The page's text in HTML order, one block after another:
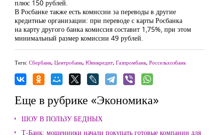
плюс 150 рублей.
В Росбанке также есть комиссии за переводы в другие
кредитные организации: при переводе с карты Росбанка
на карту другого банка комиссия составит 1,75%, при этом
минимальный размер комиссии 49 рублей.
Теги: Сбербанк, Центробанк, Юникредит, Газпромбанк, Россельхозбанк
Еще в рубрике «Экономика»
ШОУ В ПОЛЬЗУ БЕДНЫХ
Т-Банк: мошенники начали покупать готовые компании для